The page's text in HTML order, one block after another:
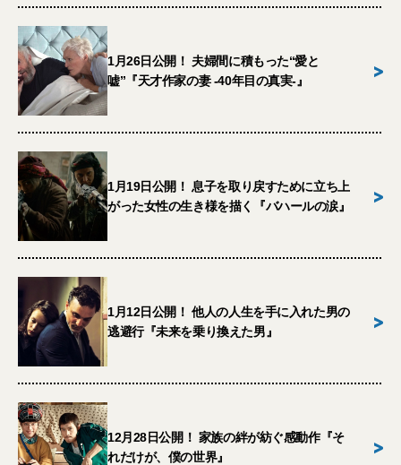
1月26日公開！ 夫婦間に積もった“愛と
嘘”『天才作家の妻 -40年目の真実-』
>
1月19日公開！ 息子を取り戻すために立ち上
がった女性の生き様を描く『バハールの涙』
>
1月12日公開！ 他人の人生を手に入れた男の
逃避行『未来を乗り換えた男』
>
12月28日公開！ 家族の絆が紡ぐ感動作『そ
れだけが、僕の世界』
>